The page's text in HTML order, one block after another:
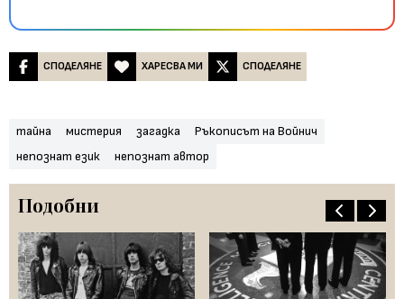
СПОДЕЛЯНЕ ХАРЕСВА МИ СПОДЕЛЯНЕ
тайна мистерия загадка
Ръкописът на Войнич
непознат език
непознат автор
Подобни